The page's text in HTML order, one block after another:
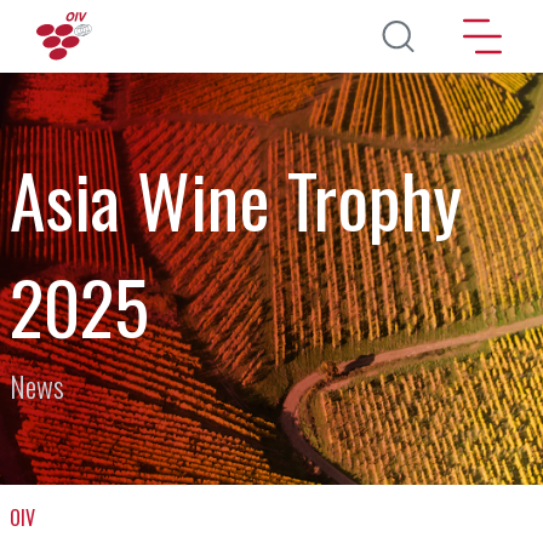
Aller au contenu principal
Asia Wine Trophy
2025
News
OIV